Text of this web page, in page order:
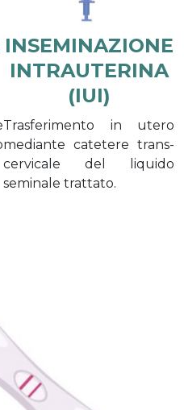
INSEMINAZIONE
INTRAUTERINA
(IUI)
Trasferimento in utero
mediante catetere trans-
cervicale del liquido
seminale trattato.